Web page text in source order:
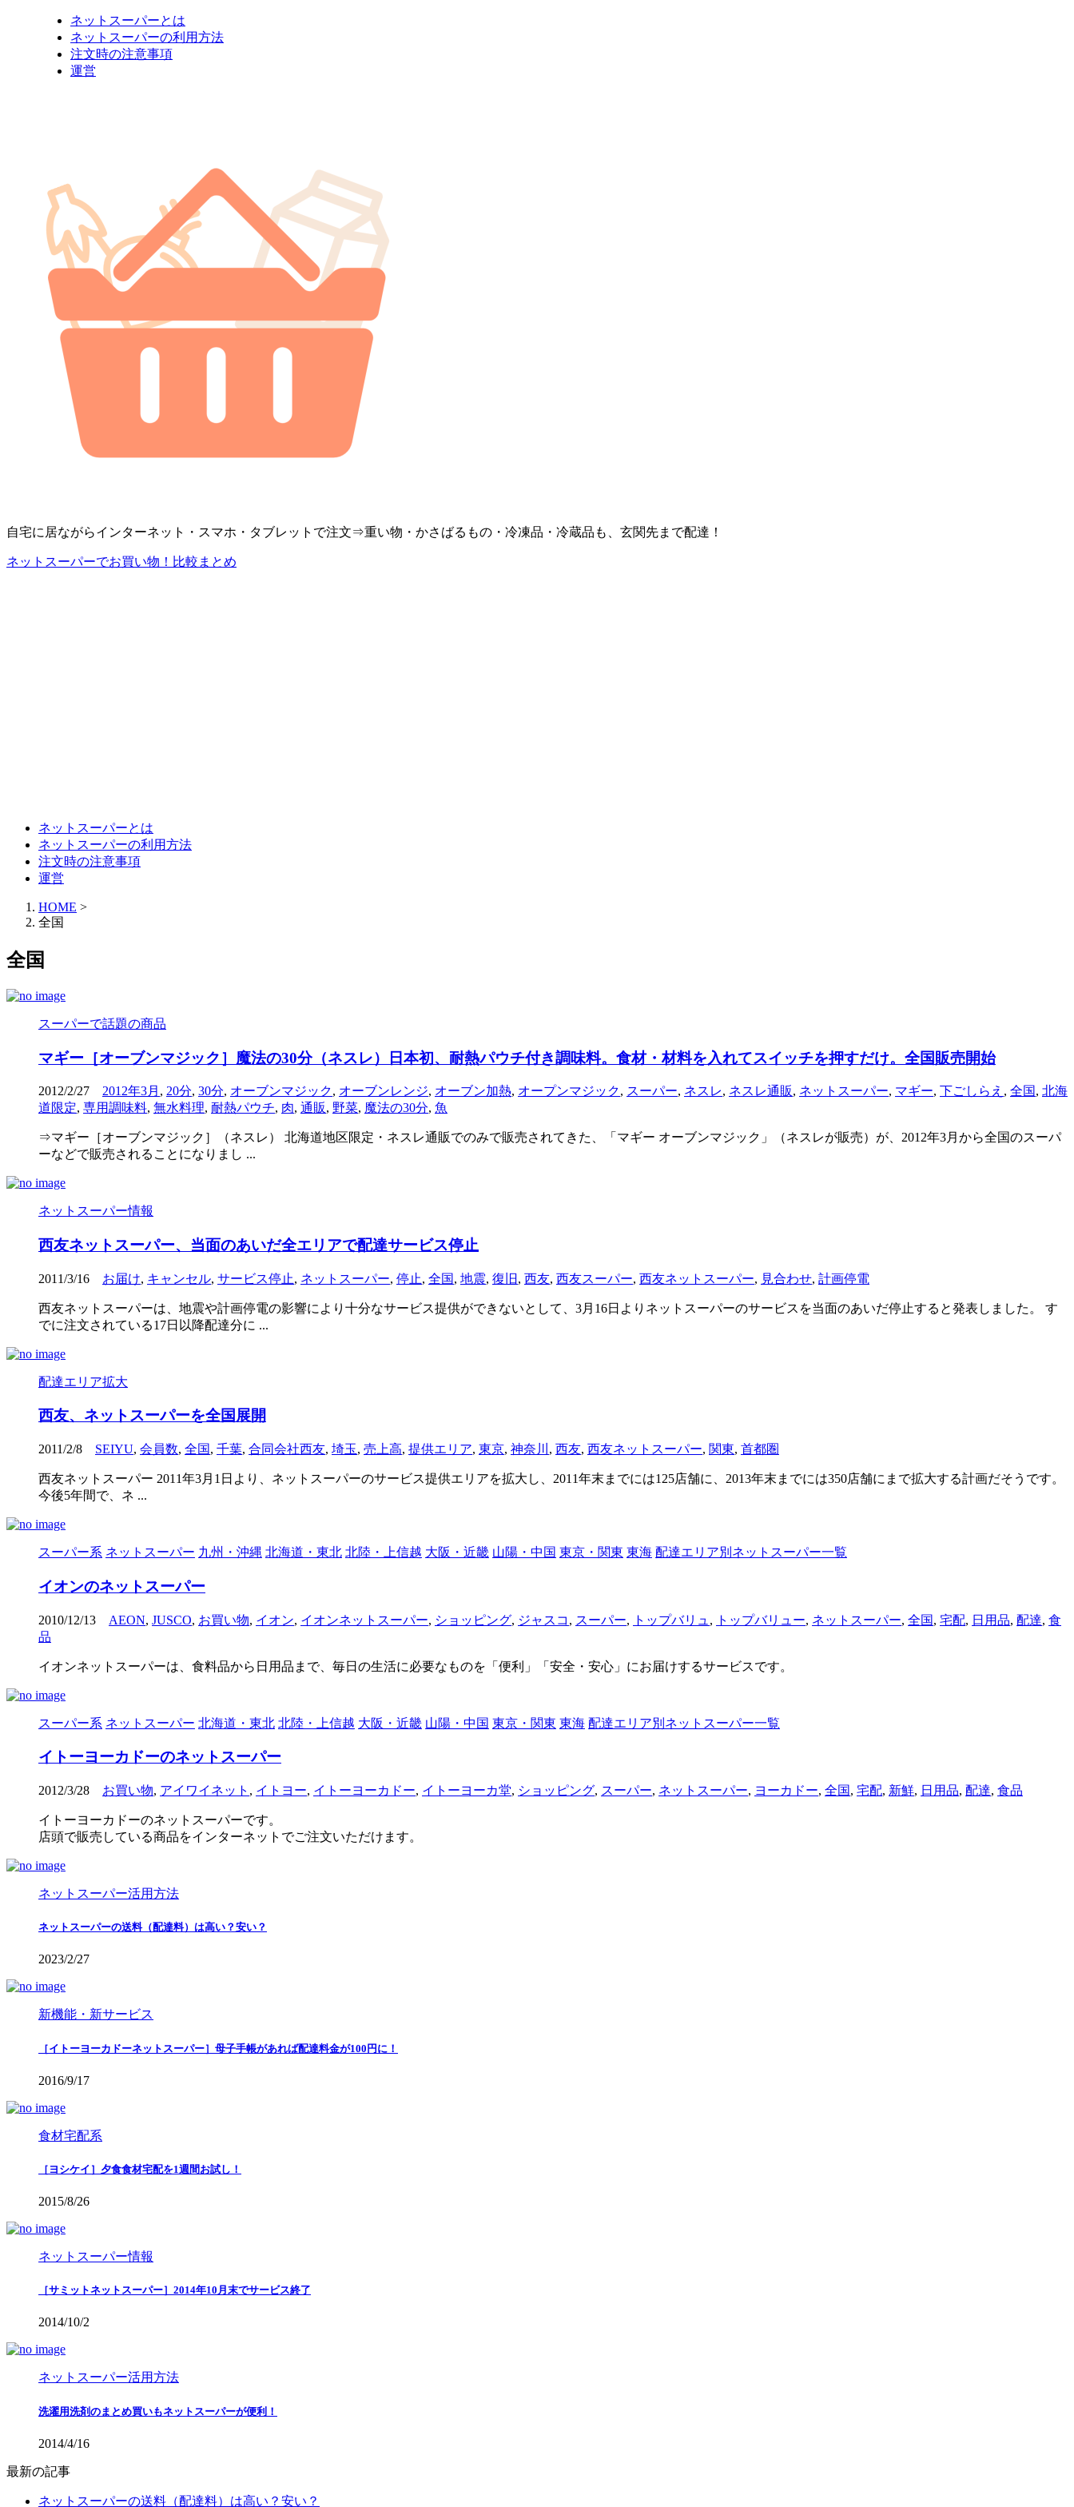
ネットスーパーとは
ネットスーパーの利用方法
注文時の注意事項
運営
自宅に居ながらインターネット・スマホ・タブレットで注文⇒重い物・かさばるもの・冷凍品・冷蔵品も、玄関先まで配達！
ネットスーパーでお買い物！比較まとめ
ネットスーパーとは
ネットスーパーの利用方法
注文時の注意事項
運営
HOME >
全国
全国
スーパーで話題の商品
マギー［オーブンマジック］魔法の30分（ネスレ）日本初、耐熱パウチ付き調味料。食材・材料を入れてスイッチを押すだけ。全国販売開始
2012/2/27 2012年3月 , 20分, 30分, オーブンマジック, オーブンレンジ, オーブン加熱, オープンマジック, スーパー, ネスレ, ネスレ通販, ネットスーパー, マギー, 下ごしらえ , 全国, 北海
道限定, 専用調味料, 無水料理, 耐熱パウチ, 肉, 通販, 野菜, 魔法の30分, 魚
⇒マギー［オーブンマジック］（ネスレ） 北海道地区限定・ネスレ通販でのみで販売されてきた、「マギー オーブンマジック」（ネスレが販売）が、2012年3月から全国のスーパ
ーなどで販売されることになりまし ...
ネットスーパー情報
西友ネットスーパー、当面のあいだ全エリアで配達サービス停止
2011/3/16 お届け, キャンセル, サービス停止, ネットスーパー, 停止, 全国, 地震, 復旧 , 西友, 西友スーパー, 西友ネットスーパー, 見合わせ, 計画停電
西友ネットスーパーは、地震や計画停電の影響により十分なサービス提供ができないとして、3月16日よりネットスーパーのサービスを当面のあいだ停止すると発表しました。 す
でに注文されている17日以降配達分に ...
配達エリア拡大
西友、ネットスーパーを全国展開
2011/2/8 SEIYU, 会員数, 全国, 千葉, 合同会社西友, 埼玉, 売上高, 提供エリア, 東京, 神奈川 , 西友, 西友ネットスーパー, 関東, 首都圏
西友ネットスーパー 2011年3月1日より、ネットスーパーのサービス提供エリアを拡大し、2011年末までには125店舗に、2013年末までには350店舗にまで拡大する計画だそうです。
今後5年間で、ネ ...
スーパー系 ネットスーパー 九州・沖縄 北海道・東北 北陸・上信越 大阪・近畿 山陽・中国 東京・関東 東海 配達エリア別ネットスーパー一覧
イオンのネットスーパー
2010/12/13 AEON, JUSCO, お買い物, イオン, イオンネットスーパー, ショッピング, ジャスコ , スーパー, トップバリュ , トップバリュー, ネットスーパー, 全国, 宅配, 日用品, 配達, 食
品
イオンネットスーパーは、食料品から日用品まで、毎日の生活に必要なものを「便利」「安全・安心」にお届けするサービスです。
スーパー系 ネットスーパー 北海道・東北 北陸・上信越 大阪・近畿 山陽・中国 東京・関東 東海 配達エリア別ネットスーパー一覧
イトーヨーカドーのネットスーパー
2012/3/28 お買い物, アイワイネット , イトヨー, イトーヨーカドー, イトーヨーカ堂, ショッピング, スーパー, ネットスーパー, ヨーカドー, 全国, 宅配, 新鮮, 日用品, 配達, 食品
イトーヨーカドーのネットスーパーです。
店頭で販売している商品をインターネットでご注文いただけます。
ネットスーパー活用方法
ネットスーパーの送料（配達料）は高い？安い？
2023/2/27
新機能・新サービス
［イトーヨーカドーネットスーパー］母子手帳があれば配達料金が100円に！
2016/9/17
食材宅配系
［ヨシケイ］夕食食材宅配を1週間お試し！
2015/8/26
ネットスーパー情報
［サミットネットスーパー］2014年10月末でサービス終了
2014/10/2
ネットスーパー活用方法
洗濯用洗剤のまとめ買いもネットスーパーが便利！
2014/4/16
最新の記事
ネットスーパーの送料（配達料）は高い？安い？